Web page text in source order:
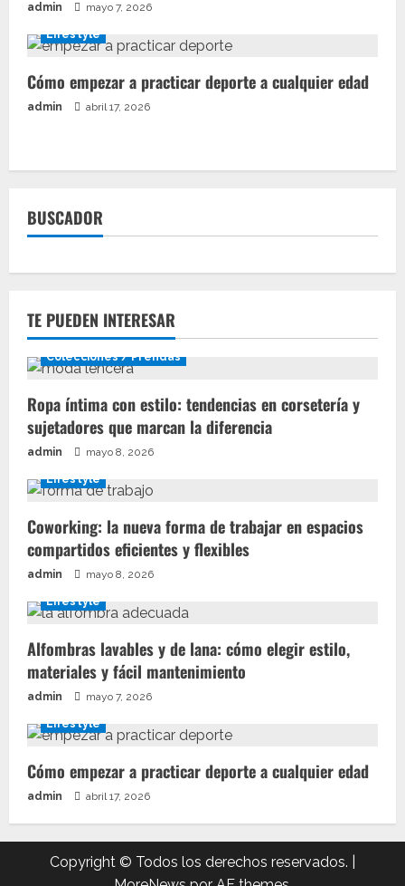
admin mayo 7, 2026
Lifestyle
Cómo empezar a practicar deporte a cualquier edad
admin abril 17, 2026
BUSCADOR
TE PUEDEN INTERESAR
Colecciones / Prendas
Ropa íntima con estilo: tendencias en corsetería y
sujetadores que marcan la diferencia
admin mayo 8, 2026
Lifestyle
Coworking: la nueva forma de trabajar en espacios
compartidos eficientes y flexibles
admin mayo 8, 2026
Lifestyle
Alfombras lavables y de lana: cómo elegir estilo,
materiales y fácil mantenimiento
admin mayo 7, 2026
Lifestyle
Cómo empezar a practicar deporte a cualquier edad
admin abril 17, 2026
Copyright © Todos los derechos reservados.